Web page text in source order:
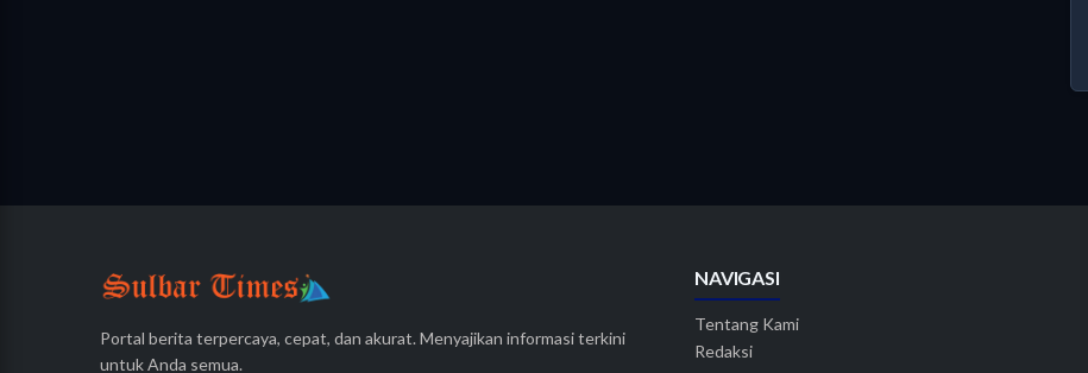
Portal berita terpercaya, cepat, dan akurat. Menyajikan informasi terkini
untuk Anda semua.
NAVIGASI
Tentang Kami
Redaksi